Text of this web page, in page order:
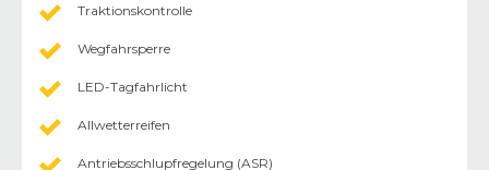
Traktionskontrolle
Wegfahrsperre
LED-Tagfahrlicht
Allwetterreifen
Antriebsschlupfregelung (ASR)